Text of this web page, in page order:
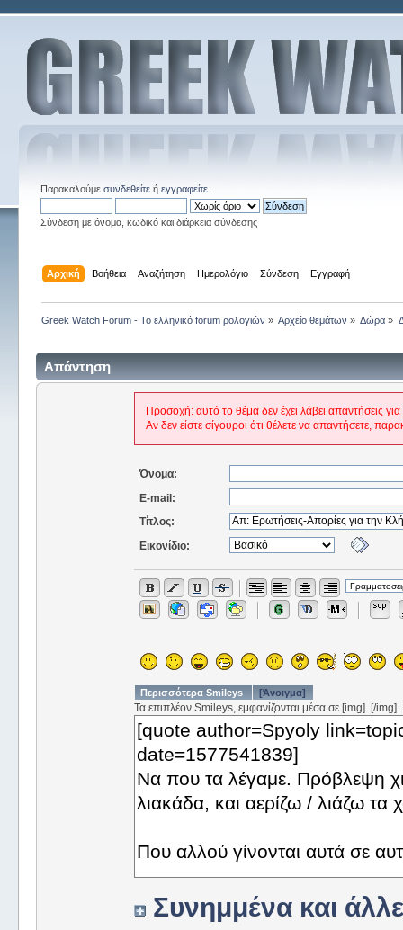
Παρακαλούμε συνδεθείτεή εγγραφείτε.
Σύνδεση με όνομα, κωδικό και διάρκεια σύνδεσης
Αρχική Βοήθεια Αναζήτηση Ημερολόγιο Σύνδεση Εγγραφή
Greek Watch Forum - Το ελληνικό forum ρολογιών » Αρχείο θεμάτων » Δώρα »
Απάντηση
Προσοχή: αυτό το θέμα δεν έχει λάβει απαντήσεις
Αν δεν είστε σίγουροι ότι θέλετε να απαντήσετε,
Όνομα:
E-mail:
Τίτλος:
Εικονίδιο:
Περισσότερα Smileys [Άνοιγμα]
Τα επιπλέον Smileys, εμφανίζονται μέσα σε [img]..[/img].
Συνημμένα και